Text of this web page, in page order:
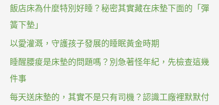
飯店床為什麼特別好睡？秘密其實藏在床墊下面的「彈
簧下墊」
以愛灌溉，守護孩子發展的睡眠黃金時期
睡醒腰痠是床墊的問題嗎？別急著怪年紀，先檢查這幾
件事
每天送床墊的，其實不是只有司機？認識工廠裡默默付